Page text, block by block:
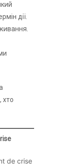
дії.
хто
de crise